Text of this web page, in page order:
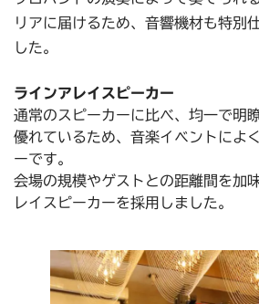
リアに届けるため、音響機材も特別
した。
ラインアレイスピーカー
通常のスピーカーに比べ、均一で明
優れているため、音楽イベントによ
ーです。
会場の規模やゲストとの距離間を加
レイスピーカーを採用しました。